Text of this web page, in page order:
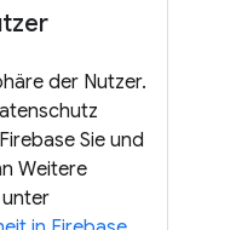
der Nutzer.
Sie und
Weitere